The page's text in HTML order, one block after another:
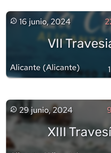
16 junio, 2024
VII
Alicante (Alicante) 1
29 junio, 2024
XIII